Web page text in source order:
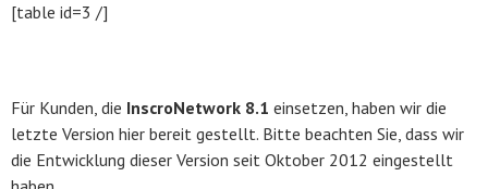
[table id=3 /]
Für Kunden, die InscroNetwork 8.1 einsetzen, haben wir die
letzte Version hier bereit gestellt. Bitte beachten Sie, dass wir
die Entwicklung dieser Version seit Oktober 2012 eingestellt